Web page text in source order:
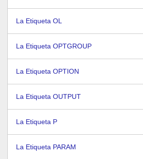
La Etiqueta OL
La Etiqueta OPTGROUP
La Etiqueta OPTION
La Etiqueta OUTPUT
La Etiqueta P
La Etiqueta PARAM